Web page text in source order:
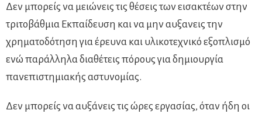
Δεν μπορείς να μειώνεις τις θέσεις των εισακτέων στην
τριτοβάθμια Εκπαίδευση και να μην αυξανεις την
χρηματοδότηση για έρευνα και υλικοτεχνικό εξοπλισμό
ενώ παράλληλα διαθέτεις πόρους για δημιουργία
πανεπιστημιακής αστυνομίας.
Δεν μπορείς να αυξάνεις τις ώρες εργασίας, όταν ήδη οι